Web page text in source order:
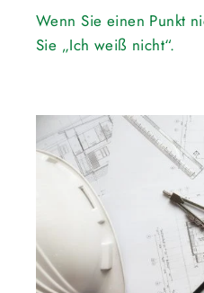
Wenn Sie einen Punkt
Sie „Ich weiß nicht“.